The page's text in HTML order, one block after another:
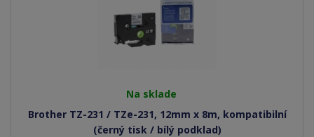
Na sklade
Brother TZ-231 / TZe-231, 12mm x 8m, kompatibilní
(černý tisk / bílý podklad)